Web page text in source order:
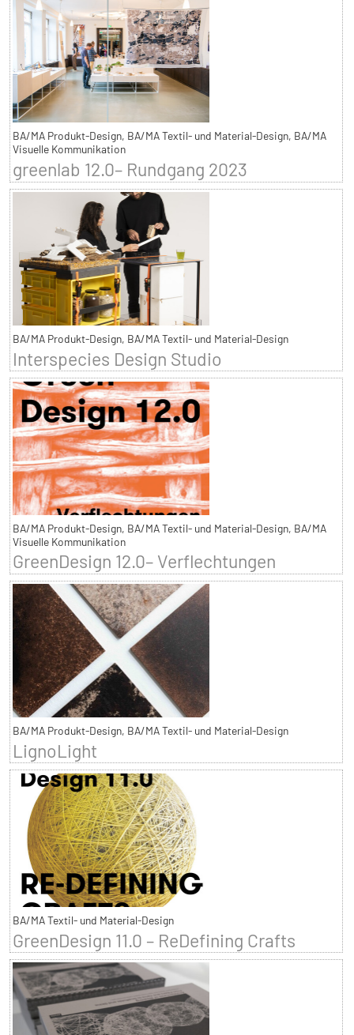
BA/MA Produkt-Design, BA/MA Textil- und Material-Design, BA/MA
Visuelle Kommunikation
greenlab 12.0– Rundgang 2023
BA/MA Produkt-Design, BA/MA Textil- und Material-Design
Interspecies Design Studio
BA/MA Produkt-Design, BA/MA Textil- und Material-Design, BA/MA
Visuelle Kommunikation
GreenDesign 12.0– Verflechtungen
BA/MA Produkt-Design, BA/MA Textil- und Material-Design
LignoLight
BA/MA Textil- und Material-Design
GreenDesign 11.0 – ReDefining Crafts